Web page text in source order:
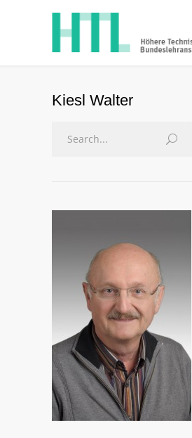
Kiesl Walter